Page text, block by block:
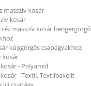
masszív kosár
kosár
réz masszív kosár
kúpgörgős csapágyakhoz
kosár
- Polyamid
- Textil, Textilbakelit